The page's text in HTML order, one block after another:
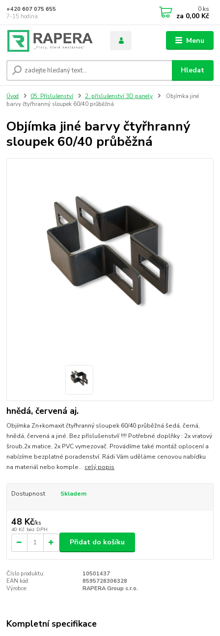
Menu
Hledat
+420 607 075 655
7-15 hodina
0 ks
za 0,00 Kč
Úvod 05. Příslušenství 2. příslušenství 3D panely
Objímka jiné
barvy čtyřhranný sloupek 60/40 průběžná
Objímka jiné barvy čtyřhranný
sloupek 60/40 průběžná
hnědá, červená aj.
Objímka Zn+komaxit čtyřhranný sloupek 60/40 průběžná šedá, černá,
hnědá, červená a jiné. Bez příslušenstvíí !!!! Potřebné doplňky : 2x vratový
šroub,2x matice, 2x PVC vymezovač. Provádíme také montáž oplocení a
nabízíme bezplatné poradenství. Rádi Vám uděláme cenovou nabídku
na materiál nebo komple... celý popis
Dostupnost Skladem
48 Kč/ks
40 Kč bez DPH
Přidat do košíku
Číslo produktu:
10501437
EAN kód:
8595726306328
Výrobce:
RAPERA Group s.r.o.
Kompletní specifikace